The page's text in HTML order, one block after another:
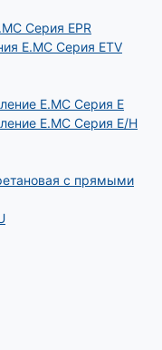
Серия EPR
E.MC Серия ETV
E.MC Серия E
E.MC Серия E/H
с прямыми